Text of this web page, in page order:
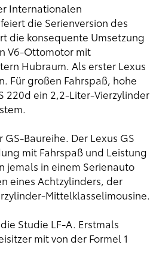
Internationalen
die Serienversion des
die konsequente Umsetzung
V6-Ottomotor mit
Hubraum. Als erster Lexus
Für großen Fahrspaß, hohe
220d ein 2,2-Liter-Vierzylinder
Baureihe. Der Lexus GS
mit Fahrspaß und Leistung
jemals in einem Serienauto
eines Achtzylinders, der
Mittelklasselimousine.
Studie LF-A. Erstmals
mit von der Formel 1